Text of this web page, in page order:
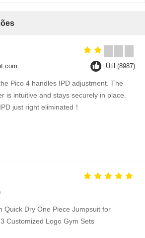
Útil (8987)
Pico 4 handles IPD adjustment. The
is intuitive and stays securely in place.
just right eliminated！
Quick Dry One Piece Jumpsuit for
Customized Logo Gym Sets